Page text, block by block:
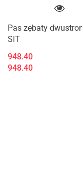
Pas zębaty
SIT
948.40
948.40